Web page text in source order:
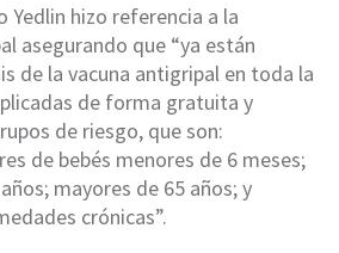
Yedlin hizo referencia a la
asegurando que “ya están
de la vacuna antigripal en toda la
de forma gratuita y
de riesgo, que son:
de bebés menores de 6 meses;
mayores de 65 años; y
crónicas”.